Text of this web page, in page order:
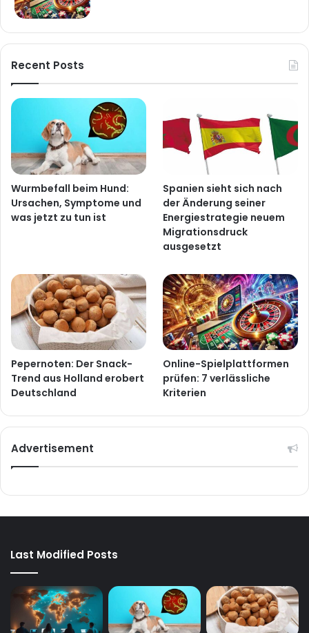
Recent Posts
Wurmbefall beim Hund:
Ursachen, Symptome und
was jetzt zu tun ist
Spanien sieht sich nach
der Änderung seiner
Energiestrategie neuem
Migrationsdruck
ausgesetzt
Pepernoten: Der Snack-
Trend aus Holland erobert
Deutschland
Online-Spielplattformen
prüfen: 7 verlässliche
Kriterien
Advertisement
Last Modified Posts